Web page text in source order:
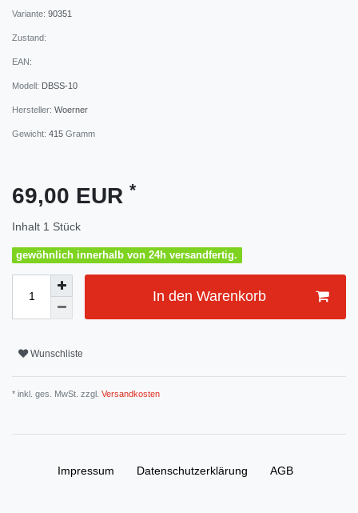
Variante: 90351
Zustand:
EAN:
Modell: DBSS-10
Hersteller: Woerner
Gewicht: 415 Gramm
69,00 EUR *
Inhalt 1 Stück
gewöhnlich innerhalb von 24h versandfertig.
In den Warenkorb
Wunschliste
* inkl. ges. MwSt. zzgl. Versandkosten
Impressum Daten­schutz­erklärung AGB